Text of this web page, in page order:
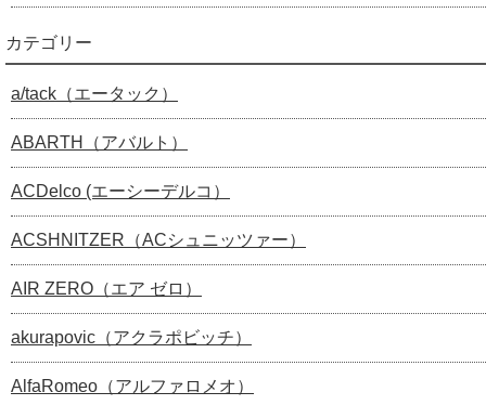
カテゴリー
a/tack（エータック）
ABARTH（アバルト）
ACDelco (エーシーデルコ）
ACSHNITZER（ACシュニッツァー）
AIR ZERO（エア ゼロ）
akurapovic（アクラポビッチ）
AlfaRomeo（アルファロメオ）